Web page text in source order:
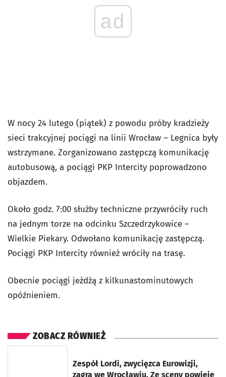
ad
W nocy 24 lutego (piątek) z powodu próby kradzieży
sieci trakcyjnej pociągi na linii Wrocław – Legnica były
wstrzymane. Zorganizowano zastępczą komunikację
autobusową, a pociągi PKP Intercity poprowadzono
objazdem.
Około godz. 7:00 służby techniczne przywróciły ruch
na jednym torze na odcinku Szczedrzykowice –
Wielkie Piekary. Odwołano komunikację zastępczą.
Pociągi PKP Intercity również wróciły na trasę.
Obecnie pociągi jeżdżą z kilkunastominutowych
opóźnieniem.
ZOBACZ RÓWNIEŻ
Zespół Lordi, zwycięzca Eurowizji,
zagra we Wrocławiu. Ze sceny powieje